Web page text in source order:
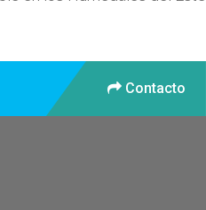
Contacto